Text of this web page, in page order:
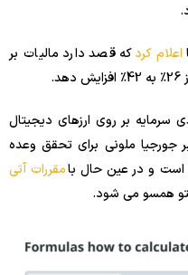
اعلام کردکه قصد دارد مالیات بر
سرمایه بر روی ارزهای دیجیتال
جورجیا ملونی برای تحقق وعده
است و در عین حال بامقررات آتی
همسو می شود.